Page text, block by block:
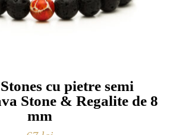
cu pietre semi
Stone & Regalite de 8
mm